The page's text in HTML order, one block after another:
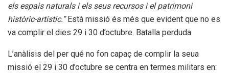
els espais naturals i els seus recursos i el patrimoni
històric-artístic.”Està missió és més que evident que no es
va complir el dies 29 i 30 d’octubre. Batalla perduda.
L’anàlisis del per qué no fon capaç de complir la seua
missió el 29 i 30 d’octubre se centra en termes militars en: